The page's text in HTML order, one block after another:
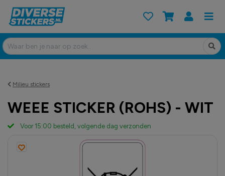
Milieu stickers
WEEE STICKER (ROHS) - WIT
Voor 15:00 besteld, volgende dag verzonden